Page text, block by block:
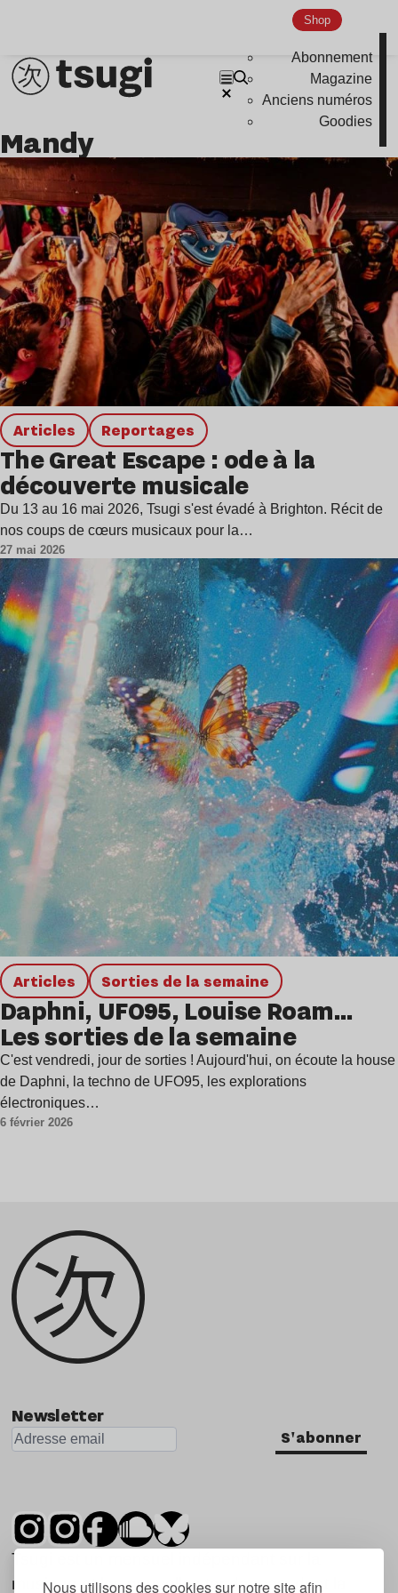
Nous utilisons des cookies sur notre site afin
Shop
Abonnement
Magazine
Anciens numéros
Goodies
Mandy
Articles Reportages
The Great Escape : ode à la
découverte musicale
Du 13 au 16 mai 2026, Tsugi s'est évadé à Brighton. Récit de
nos coups de cœurs musicaux pour la…
27 mai 2026
Articles Sorties de la semaine
Daphni, UFO95, Louise Roam…
Les sorties de la semaine
C'est vendredi, jour de sorties ! Aujourd'hui, on écoute la house
de Daphni, la techno de UFO95, les explorations
électroniques…
6 février 2026
Newsletter
S'abonner
Tsugi est un mensuel indépendant sur la
musique et les nouvelles tendances, dont la